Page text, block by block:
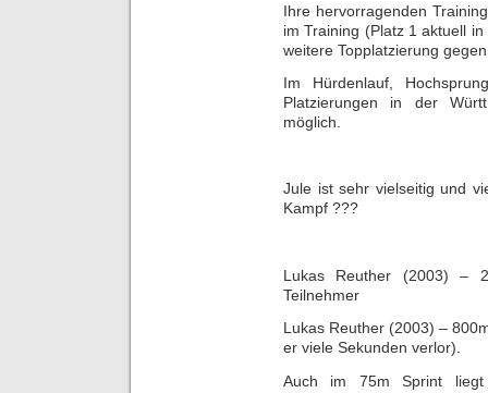
Ihre hervorragenden
im Training (Platz 1 aktuell
weitere Topplatzierung
Im Hürdenlauf,
Platzierungen in der
möglich.
Jule ist sehr vielseitig und
Kampf ???
Lukas Reuther (2003) –
Teilnehmer
Lukas Reuther (2003) –
er viele Sekunden verlor).
Auch im 75m Sprint